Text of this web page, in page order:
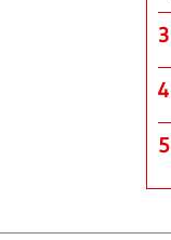
3
4
5